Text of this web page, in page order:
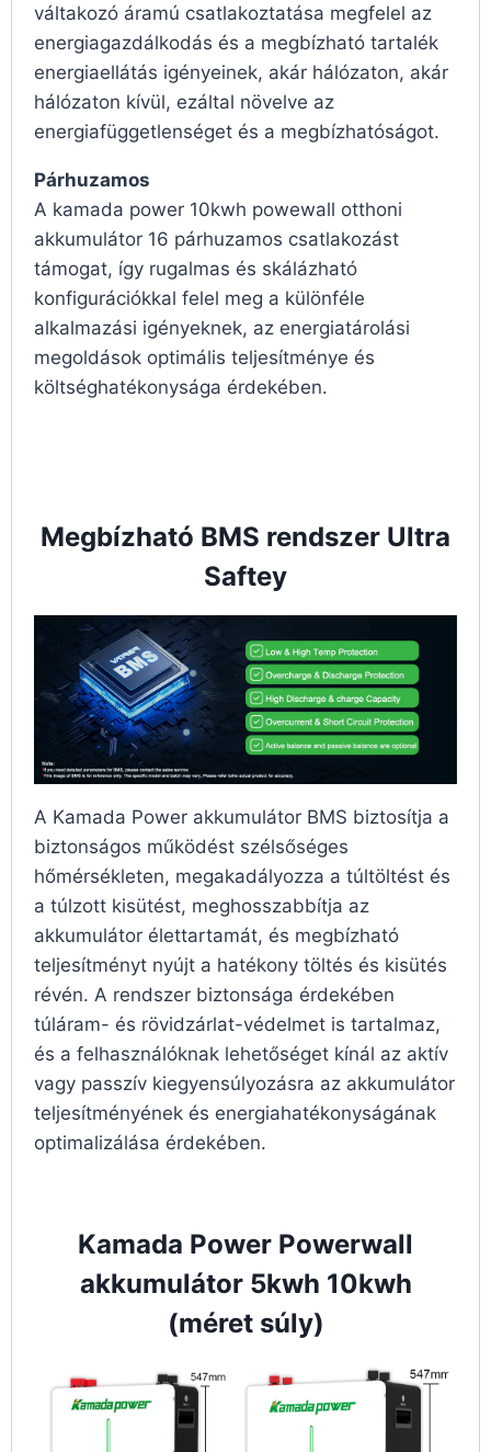
váltakozó áramú csatlakoztatása megfelel az
energiagazdálkodás és a megbízható tartalék
energiaellátás igényeinek, akár hálózaton, akár
hálózaton kívül, ezáltal növelve az
energiafüggetlenséget és a megbízhatóságot.
Párhuzamos
A kamada power 10kwh powewall otthoni
akkumulátor 16 párhuzamos csatlakozást
támogat, így rugalmas és skálázható
konfigurációkkal felel meg a különféle
alkalmazási igényeknek, az energiatárolási
megoldások optimális teljesítménye és
költséghatékonysága érdekében.
Megbízható BMS rendszer Ultra
Saftey
A Kamada Power akkumulátor BMS biztosítja a
biztonságos működést szélsőséges
hőmérsékleten, megakadályozza a túltöltést és
a túlzott kisütést, meghosszabbítja az
akkumulátor élettartamát, és megbízható
teljesítményt nyújt a hatékony töltés és kisütés
révén. A rendszer biztonsága érdekében
túláram- és rövidzárlat-védelmet is tartalmaz,
és a felhasználóknak lehetőséget kínál az aktív
vagy passzív kiegyensúlyozásra az akkumulátor
teljesítményének és energiahatékonyságának
optimalizálása érdekében.
Kamada Power Powerwall
akkumulátor 5kwh 10kwh
(méret súly)